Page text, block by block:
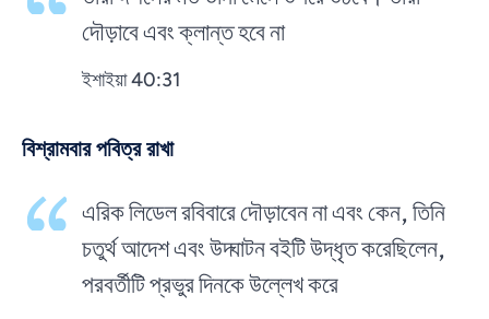
দৌড়াবে এবং ক্লান্ত হবে না
ইশাইয়া 40:31
বিশ্রামবার পবিত্র রাখা
এরিক লিডেল রবিবারে দৌড়াবেন না এবং কেন, তিনি
চতুর্থ আদেশ এবং উদ্ঘাটন বইটি উদ্ধৃত করেছিলেন,
পরবর্তীটি প্রভুর দিনকে উল্লেখ করে